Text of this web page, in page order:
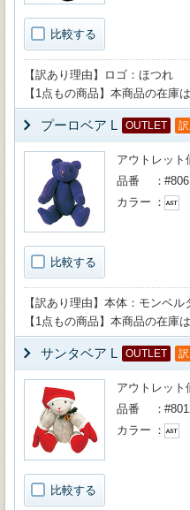
比較する
【訳あり理由】ロゴ：ほつれ
【1点もの商品】本商品の在庫
プーロベア L OUTLET
比較する
アウトレット
品番
カラー
【訳あり理由】本体：モンベル
【1点もの商品】本商品の在庫
サンタベア L OUTLET
比較する
アウトレット
品番
カラー